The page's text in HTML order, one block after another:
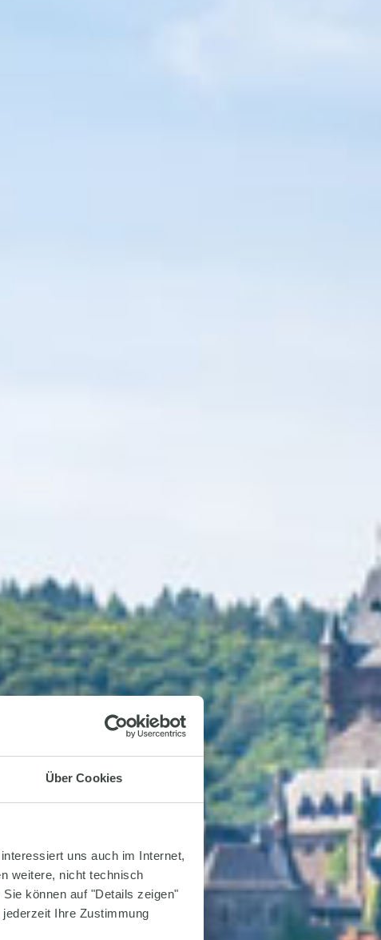
Über Cookies
uns auch im Internet,
weitere, nicht technisch
können auf "Details zeigen"
jederzeit Ihre Zustimmung